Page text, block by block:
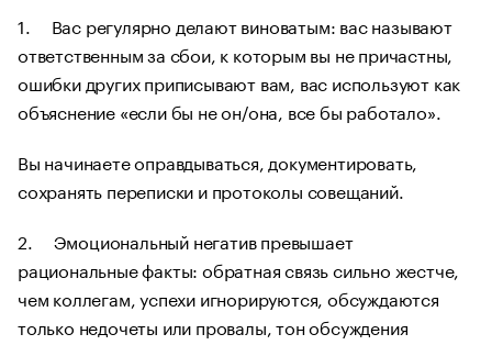
1. Вас регулярно делают виноватым: вас называют
ответственным за сбои, к которым вы не причастны,
ошибки других приписывают вам, вас используют как
объяснение «если бы не он/она, все бы работало».
Вы начинаете оправдываться, документировать,
сохранять переписки и протоколы совещаний.
2. Эмоциональный негатив превышает
рациональные факты: обратная связь сильно жестче,
чем коллегам, успехи игнорируются, обсуждаются
только недочеты или провалы, тон обсуждения